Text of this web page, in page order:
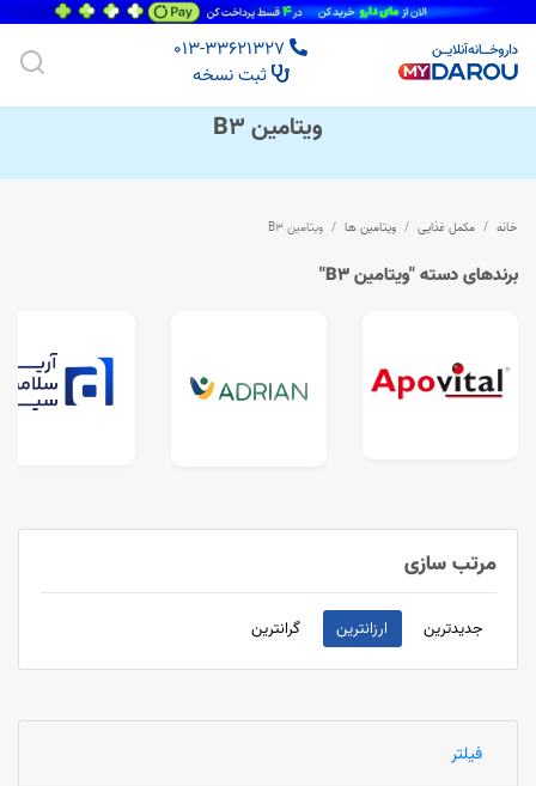
ثبت نسخه
ویتامین B3
خانه مکمل غذایی ویتامین ها ویتامین B3
برندهای دسته "ویتامین B3"
مرتب سازی
جدیدترین ارزانترین گرانترین
فیلتر